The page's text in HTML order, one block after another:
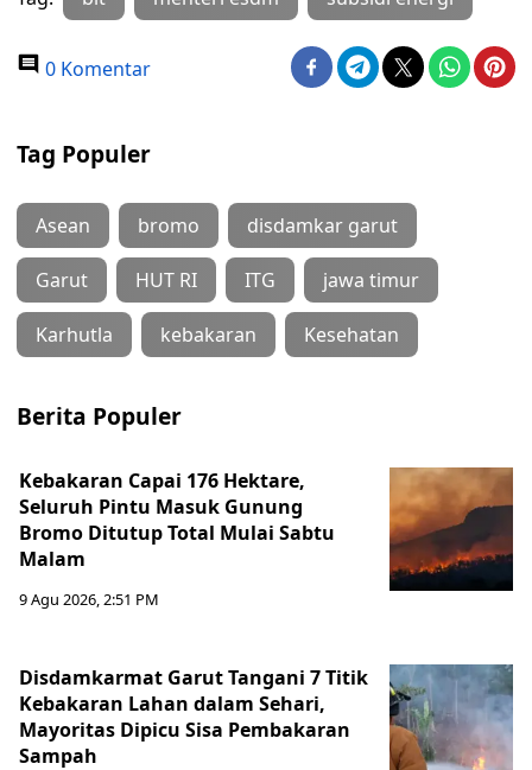
0 Komentar
Tag Populer
Asean bromo disdamkar garut
Garut HUT RI ITG jawa timur
Karhutla kebakaran Kesehatan
Berita Populer
Kebakaran Capai 176 Hektare,
Seluruh Pintu Masuk Gunung
Bromo Ditutup Total Mulai Sabtu
Malam
9 Agu 2026, 2:51 PM
Disdamkarmat Garut Tangani 7 Titik
Kebakaran Lahan dalam Sehari,
Mayoritas Dipicu Sisa Pembakaran
Sampah